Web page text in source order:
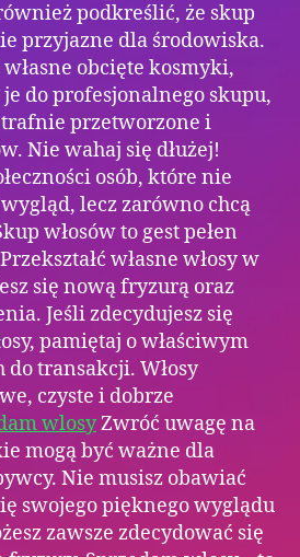
podkreślić, że skup
przyjazne dla środowiska.
obcięte kosmyki,
do profesjonalnego skupu,
trafnie przetworzone i
Nie wahaj się dłużej!
osób, które nie
lecz zarówno chcą
włosów to gest pełen
własne włosy w
się nową fryzurą oraz
Jeśli zdecydujesz się
pamiętaj o właściwym
transakcji. Włosy
czyste i dobrze
wlosyZwróć uwagę na
mogą być ważne dla
Nie musisz obawiać
swojego pięknego wyglądu
zawsze zdecydować się